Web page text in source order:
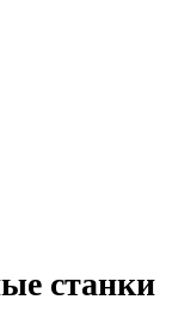
станки